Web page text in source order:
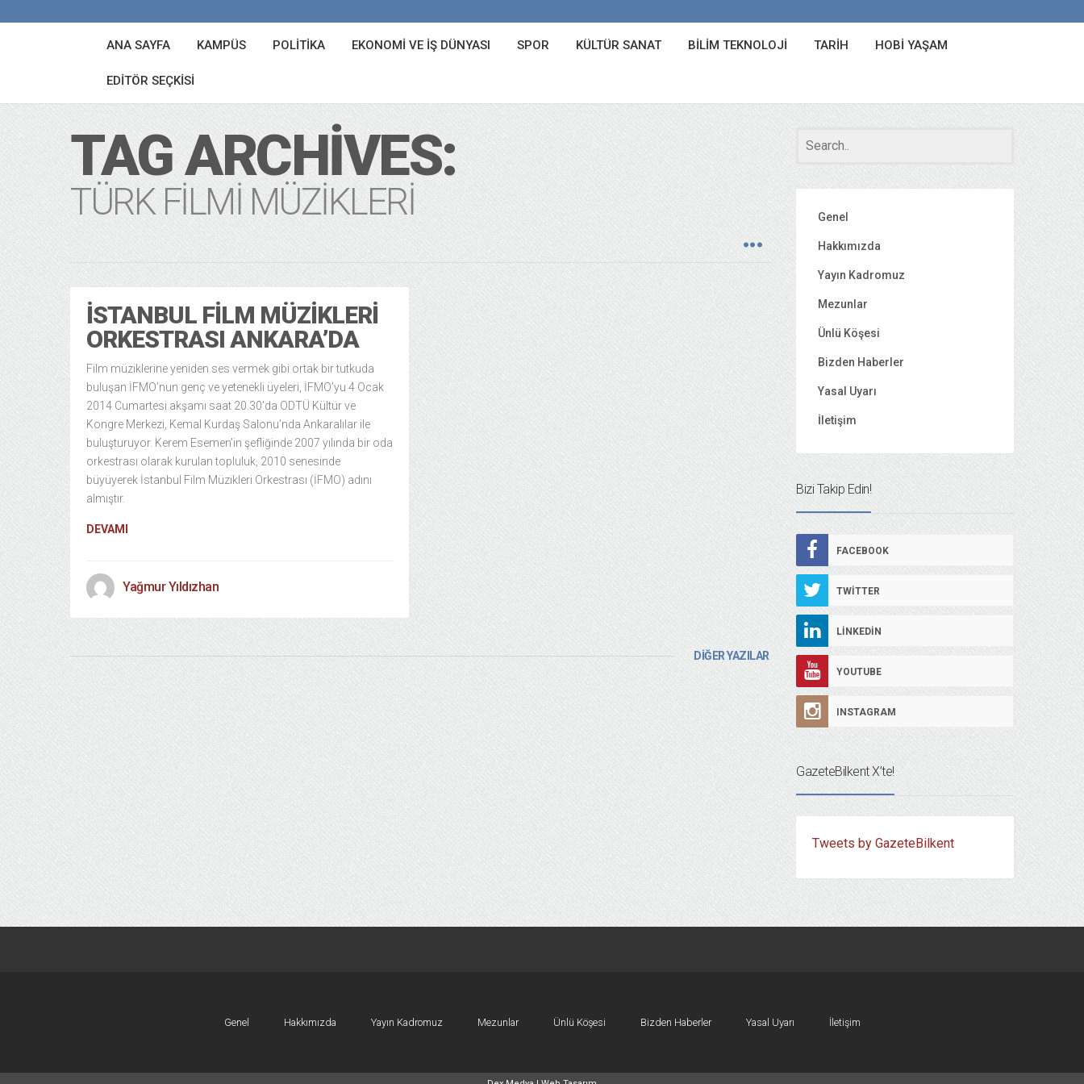
ANA SAYFA KAMPÜS POLITIKA EKONOMI VE İŞ DÜNYASI SPOR KÜLTÜR SANAT BILIM TEKNOLOJI TARIH HOBI YAŞAM
EDITÖR SEÇKISI
TAG ARCHIVES:
TÜRK FILMI MÜZIKLERI
İSTANBUL FILM MÜZIKLERI
ORKESTRASI ANKARA’DA
Film müziklerine yeniden ses vermek gibi ortak bir tutkuda
buluşan İFMO’nun genç ve yetenekli üyeleri, İFMO’yu 4 Ocak
2014 Cumartesi akşamı saat 20.30’da ODTÜ Kültür ve
Kongre Merkezi, Kemal Kurdaş Salonu’nda Ankaralılar ile
buluşturuyor. Kerem Esemen’in şefliğinde 2007 yılında bir oda
orkestrası olarak kurulan topluluk, 2010 senesinde
büyüyerek İstanbul Film Müzikleri Orkestrası (İFMO) adını
almıştır.
DEVAMI
Yağmur Yıldızhan
DİĞER YAZILAR
Genel
Hakkımızda
Yayın Kadromuz
Mezunlar
Ünlü Köşesi
Bizden Haberler
Yasal Uyarı
İletişim
Bizi Takip Edin!
FACEBOOK
TWITTER
LINKEDIN
YOUTUBE
INSTAGRAM
GazeteBilkent X’te!
Tweets by GazeteBilkent
Genel Hakkımızda Yayın Kadromuz Mezunlar Ünlü Köşesi Bizden Haberler Yasal Uyarı İletişim